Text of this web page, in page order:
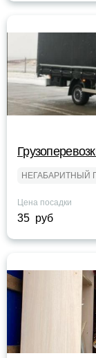
НЕГАБАРИТНЫЙ
Цена посадки
35 руб